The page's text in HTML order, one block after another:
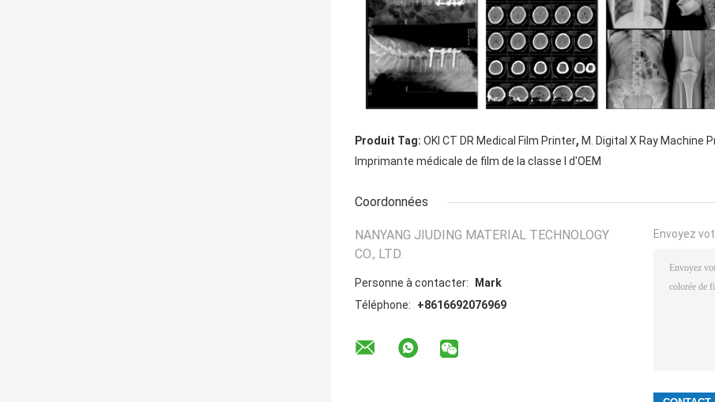
Produit Tag: OKI CT DR Medical Film Printer, M. Digital X Ray Machine
Imprimante médicale de film de la classe I d'OEM
Coordonnées
NANYANG JIUDING MATERIAL TECHNOLOGY
CO., LTD.
Personne à contacter:
Mark
Téléphone:
+8616692076969
Envoyez